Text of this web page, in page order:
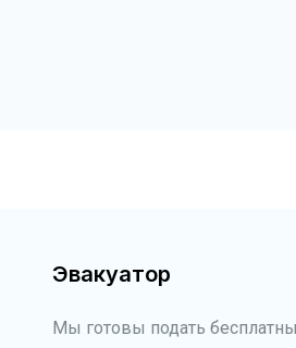
Эвакуатор
Мы готовы подать